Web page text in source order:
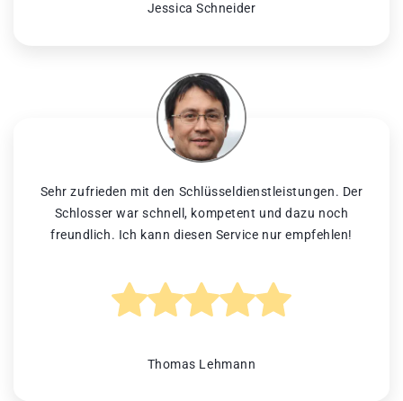
Jessica Schneider
Sehr zufrieden mit den Schlüsseldienstleistungen. Der
Schlosser war schnell, kompetent und dazu noch
freundlich. Ich kann diesen Service nur empfehlen!
Thomas Lehmann